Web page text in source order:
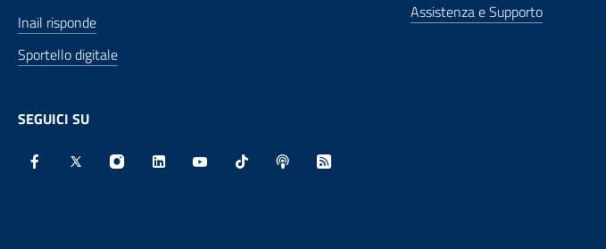
Inail risponde
Sportello digitale
SEGUICI SU
Assistenza e Supporto